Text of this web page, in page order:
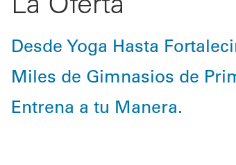
Desde Yoga Hasta
Miles de Gimnasios de
Entrena a tu Manera.